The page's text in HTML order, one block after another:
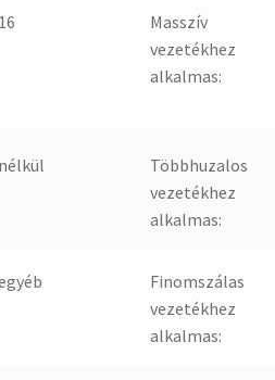
16
Masszív
vezetékhez
alkalmas:
nélkül
Többhuzalos
vezetékhez
alkalmas:
Finomszálas
vezetékhez
alkalmas: